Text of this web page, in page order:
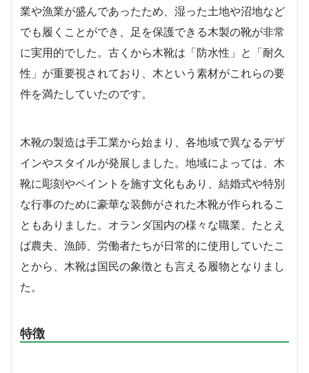
業や漁業が盛んであったため、湿った土地や沼地など
でも履くことができ、足を保護できる木製の靴が非常
に実用的でした。古くから木靴は「防水性」と「耐久
性」が重要視されており、木という素材がこれらの要
件を満たしていたのです。
木靴の製造は手工業から始まり、各地域で異なるデザ
インやスタイルが発展しました。地域によっては、木
靴に彫刻やペイントを施す文化もあり、結婚式や特別
な行事のために豪華な装飾がされた木靴が作られるこ
ともありました。オランダ国内の様々な職業、たとえ
ば農夫、漁師、労働者たちが日常的に使用していたこ
とから、木靴は国民の象徴とも言える履物となりまし
た。
特徴